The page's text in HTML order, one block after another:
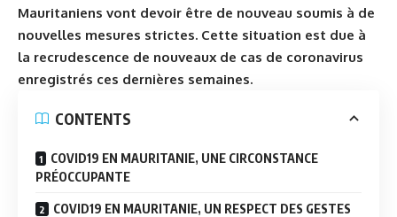
Mauritaniens vont devoir être de nouveau soumis à de
nouvelles mesures strictes. Cette situation est due à
la recrudescence de nouveaux de cas de coronavirus
enregistrés ces dernières semaines.
CONTENTS
COVID19 EN MAURITANIE, UNE CIRCONSTANCE
PRÉOCCUPANTE
COVID19 EN MAURITANIE, UN RESPECT DES GESTES